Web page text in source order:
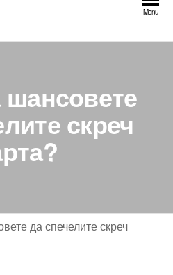
Menu
шансовете
скреч
да спечелите скреч